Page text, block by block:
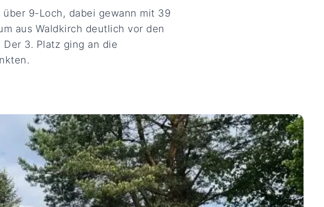
9-Loch, dabei gewann mit 39
aus Waldkirch deutlich vor den
3. Platz ging an die